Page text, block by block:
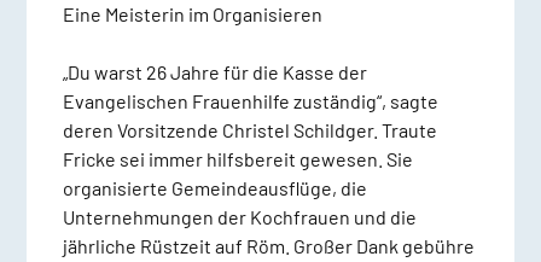
Eine Meisterin im Organisieren
„Du warst 26 Jahre für die Kasse der
Evangelischen Frauenhilfe zuständig“, sagte
deren Vorsitzende Christel Schildger. Traute
Fricke sei immer hilfsbereit gewesen. Sie
organisierte Gemeindeausflüge, die
Unternehmungen der Kochfrauen und die
jährliche Rüstzeit auf Röm. Großer Dank gebühre